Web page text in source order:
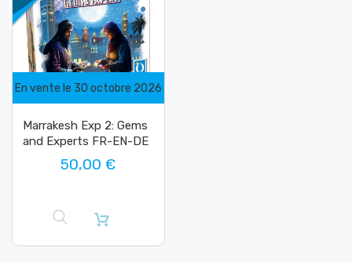
En vente le 30 octobre 2026
Marrakesh Exp 2: Gems
and Experts FR-EN-DE
50,00 €